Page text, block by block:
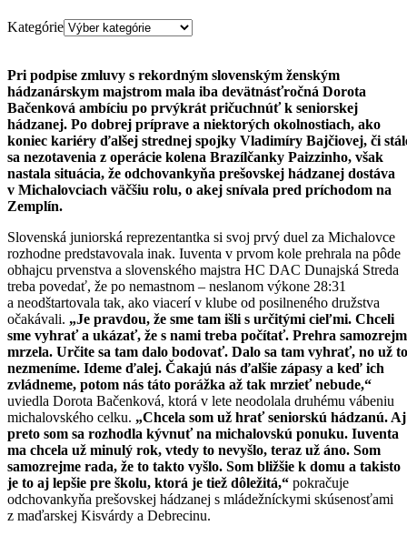
Kategórie
Pri podpise zmluvy s rekordným slovenským ženským
hádzanárskym majstrom mala iba devätnásťročná Dorota
Bačenková ambíciu po prvýkrát pričuchnúť k seniorskej
hádzanej. Po dobrej príprave a niektorých okolnostiach, ako
koniec kariéry ďalšej strednej spojky Vladimíry Bajčiovej, či
sa nezotavenia z operácie kolena Brazílčanky Paizzinho, však
nastala situácia, že odchovankyňa prešovskej hádzanej dostáva
v Michalovciach väčšiu rolu, o akej snívala pred príchodom na
Zemplín.
Slovenská juniorská reprezentantka si svoj prvý duel za Michalovce
rozhodne predstavovala inak. Iuventa v prvom kole prehrala na pôde
obhajcu prvenstva a slovenského majstra HC DAC Dunajská Streda
treba povedať, že po nemastnom – neslanom výkone 28:31
a neodštartovala tak, ako viacerí v klube od posilneného družstva
očakávali. „Je pravdou, že sme tam išli s určitými cieľmi. Chceli
sme vyhrať a ukázať, že s nami treba počítať. Prehra
mrzela. Určite sa tam dalo bodovať. Dalo sa tam vyhrať, no už to
nezmeníme. Ideme ďalej. Čakajú nás ďalšie zápasy a keď ich
zvládneme, potom nás táto porážka až tak mrzieť nebude,“
uviedla Dorota Bačenková, ktorá v lete neodolala druhému vábeniu
michalovského celku. „Chcela som už hrať seniorskú hádzanú. Aj
preto som sa rozhodla kývnuť na michalovskú ponuku. Iuventa
ma chcela už minulý rok, vtedy to nevyšlo, teraz už áno. Som
samozrejme rada, že to takto vyšlo. Som bližšie k domu a takisto
je to aj lepšie pre školu, ktorá je tiež dôležitá,“ pokračuje
odchovankyňa prešovskej hádzanej s mládežníckymi skúsenosťami
z maďarskej Kisvárdy a Debrecinu.